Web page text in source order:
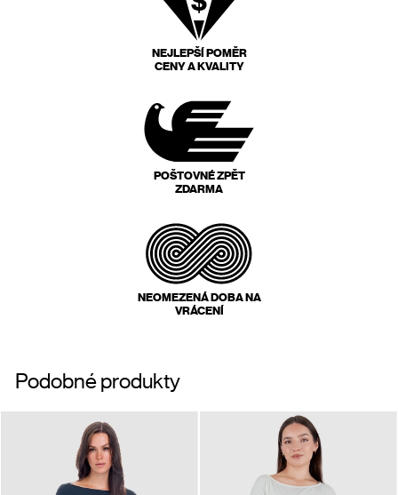
NEJLEPŠÍ POMĚR
CENY A KVALITY
POŠTOVNÉ ZPĚT
ZDARMA
NEOMEZENÁ DOBA NA
VRÁCENÍ
Podobné produkty